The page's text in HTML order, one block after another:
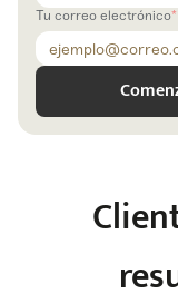
Tu correo electrónico